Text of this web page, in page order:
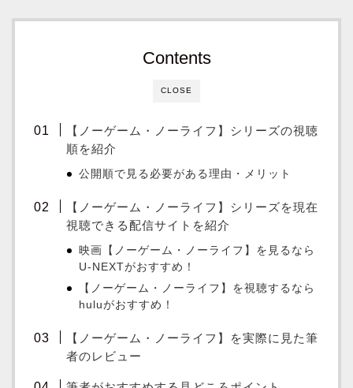
CLOSE
Contents
【ノーゲーム・ノーライフ】シリーズの視聴
順を紹介
公開順で見る必要がある理由・メリット
【ノーゲーム・ノーライフ】シリーズを現在
視聴できる配信サイトを紹介
映画【ノーゲーム・ノーライフ】を見るなら
U-NEXTがおすすめ！
【ノーゲーム・ノーライフ】を視聴するなら
huluがおすすめ！
【ノーゲーム・ノーライフ】を実際に見た筆
者のレビュー